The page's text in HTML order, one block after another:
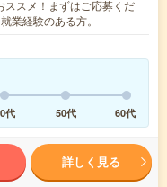
ススメ！まずはご応募くだ
業経験のある方。
代 50代 60代
詳しく見る